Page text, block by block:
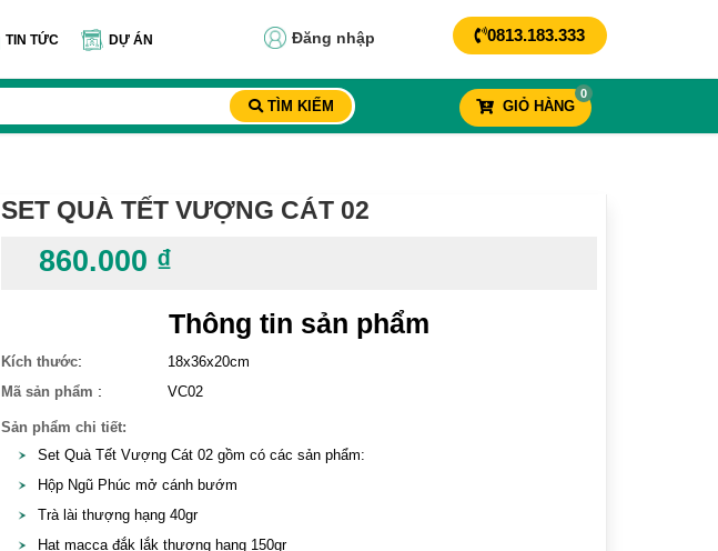
TIN TỨC DỰ ÁN Đăng nhập 0813.183.333
TÌM KIẾM GIỎ HÀNG
0
SET QUÀ TẾT VƯỢNG CÁT 02
860.000 ₫
Thông tin sản phẩm
Kích thước:
18x36x20cm
Mã sản phẩm : VC02
Sản phẩm chi tiết:
Set Quà Tết Vượng Cát 02 gồm có các sản phẩm:
Hộp Ngũ Phúc mở cánh bướm
Trà lài thượng hạng 40gr
Hạt macca đắk lắk thượng hạng 150gr